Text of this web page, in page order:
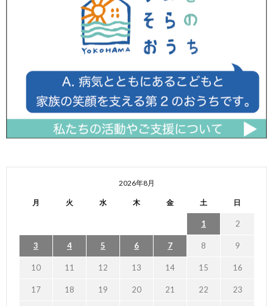
2026年8月
月 火 水 木 金 土 日
1 2
3 4 5 6 7 8 9
10 11 12 13 14 15 16
17 18 19 20 21 22 23